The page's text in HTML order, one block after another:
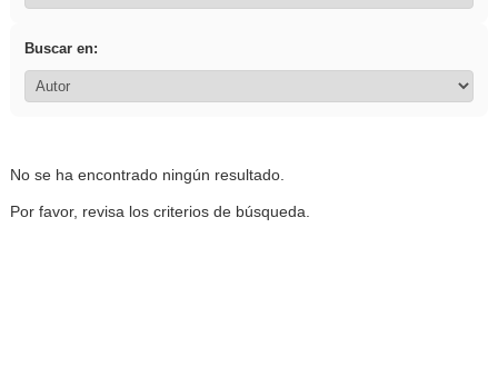
Buscar en:
No se ha encontrado ningún resultado.
Por favor, revisa los criterios de búsqueda.